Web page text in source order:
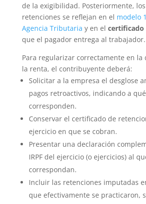
de la exigibilidad. Posteriormente,
retenciones se reflejan en el modelo
Agencia Tributaria y en el certificado
que el pagador entrega al trabajador.
Para regularizar correctamente en la
la renta, el contribuyente deberá:
Solicitar a la empresa el desglose
pagos retroactivos, indicando a
corresponden.
Conservar el certificado de
ejercicio en que se cobran.
Presentar una declaración
IRPF del ejercicio (o ejercicios) al
correspondan.
Incluir las retenciones imputadas
que efectivamente se practicaron,